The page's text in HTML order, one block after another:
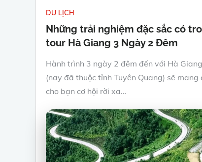
DU LỊCH
Những trải nghiệm đặc sắc có
tour Hà Giang 3 Ngày 2 Đêm
Hành trình 3 ngày 2 đêm đến với Hà Giang
(nay đã thuộc tỉnh Tuyên Quang) sẽ mang
cho bạn cơ hội rời xa…